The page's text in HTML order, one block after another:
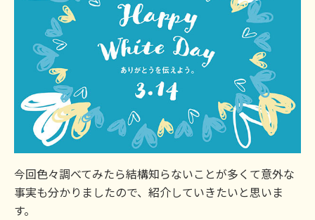
今回色々調べてみたら結構知らないことが多くて意外な
事実も分かりましたので、紹介していきたいと思いま
す。